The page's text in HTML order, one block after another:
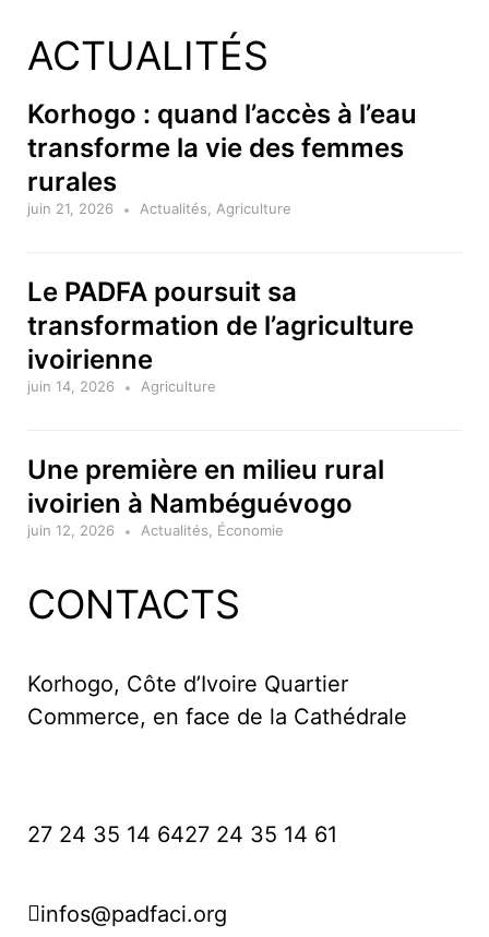
ACTUALITÉS
Korhogo : quand l’accès à l’eau
transforme la vie des femmes
rurales
juin 21, 2026 Actualités, Agriculture
Le PADFA poursuit sa
transformation de l’agriculture
ivoirienne
juin 14, 2026 Agriculture
Une première en milieu rural
ivoirien à Nambéguévogo
juin 12, 2026 Actualités, Économie
CONTACTS
Korhogo, Côte d’Ivoire Quartier
Commerce, en face de la Cathédrale
27 24 35 14 6427 24 35 14 61
infos@padfaci.org